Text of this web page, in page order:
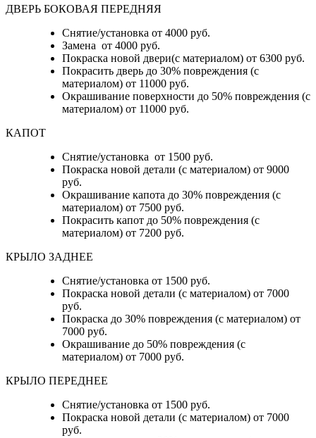
ДВЕРЬ БОКОВАЯ ПЕРЕДНЯЯ
Снятие/установка от 4000 руб.
Замена от 4000 руб.
Покраска новой двери(с материалом) от 6300 руб.
Покрасить дверь до 30% повреждения (с
материалом) от 11000 руб.
Окрашивание поверхности до 50% повреждения (с
материалом) от 11000 руб.
КАПОТ
Снятие/установка от 1500 руб.
Покраска новой детали (с материалом) от 9000
руб.
Окрашивание капота до 30% повреждения (с
материалом) от 7500 руб.
Покрасить капот до 50% повреждения (с
материалом) от 7200 руб.
КРЫЛО ЗАДНЕЕ
Снятие/установка от 1500 руб.
Покраска новой детали (с материалом) от 7000
руб.
Покраска до 30% повреждения (с материалом) от
7000 руб.
Окрашивание до 50% повреждения (с
материалом) от 7000 руб.
КРЫЛО ПЕРЕДНЕЕ
Снятие/установка от 1500 руб.
Покраска новой детали (с материалом) от 7000
руб.